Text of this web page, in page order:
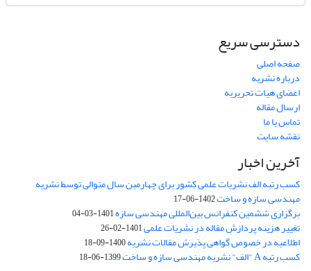
دسترسی سریع
صفحه اصلی
درباره نشریه
اعضای هیات تحریریه
ارسال مقاله
تماس با ما
نقشه سایت
آخرین اخبار
کسب رتبه الف نشریات علمی کشور برای چهارمین سال متوالی توسط نشریه
مهندسی سازه و ساخت1402-06-17
برگزاری ششمین کنفرانس بین‌المللی مهندسی سازه1401-03-04
تغییر هزینه پردازش مقاله در نشریات علمی1401-02-26
اطلاعیه در خصوص گواهی پذیرش مقالات نشریه1400-09-18
کسب رتبه A "الف" نشریه مهندسی سازه و ساخت 1399-06-18